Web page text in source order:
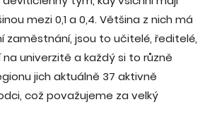
mezi 0,1 a 0,4. Většina z nich má
zaměstnání, jsou to učitelé, ředitelé,
univerzitě a každý si to různě
jich aktuálně 37 aktivně
což považujeme za velký